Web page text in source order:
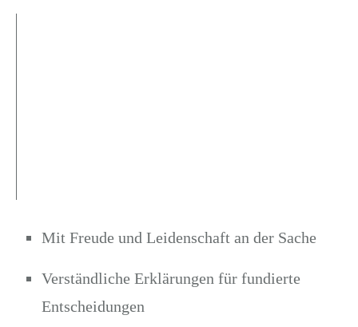
Mit Freude und Leidenschaft an der Sache
Verständliche Erklärungen für fundierte
Entscheidungen